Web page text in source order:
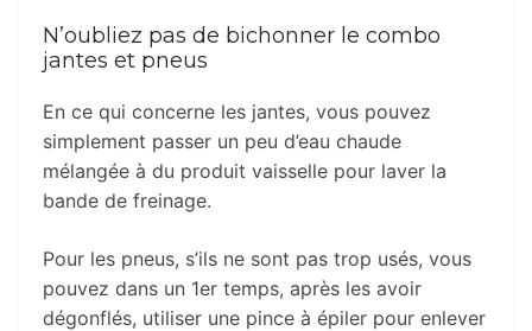
N’oubliez pas de bichonner le combo
jantes et pneus
En ce qui concerne les jantes, vous pouvez
simplement passer un peu d’eau chaude
mélangée à du produit vaisselle pour laver la
bande de freinage.
Pour les pneus, s’ils ne sont pas trop usés, vous
pouvez dans un 1er temps, après les avoir
dégonflés, utiliser une pince à épiler pour enlever